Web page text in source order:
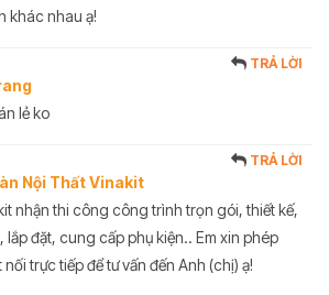
khác nhau ạ!
TRẢ LỜI
lẻ ko
Nội Thất Vinakit
TRẢ LỜI
nhận thi công công trình trọn gói, thiết kế,
lắp đặt, cung cấp phụ kiện.. Em xin phép
nối trực tiếp để tư vấn đến Anh (chị) ạ!